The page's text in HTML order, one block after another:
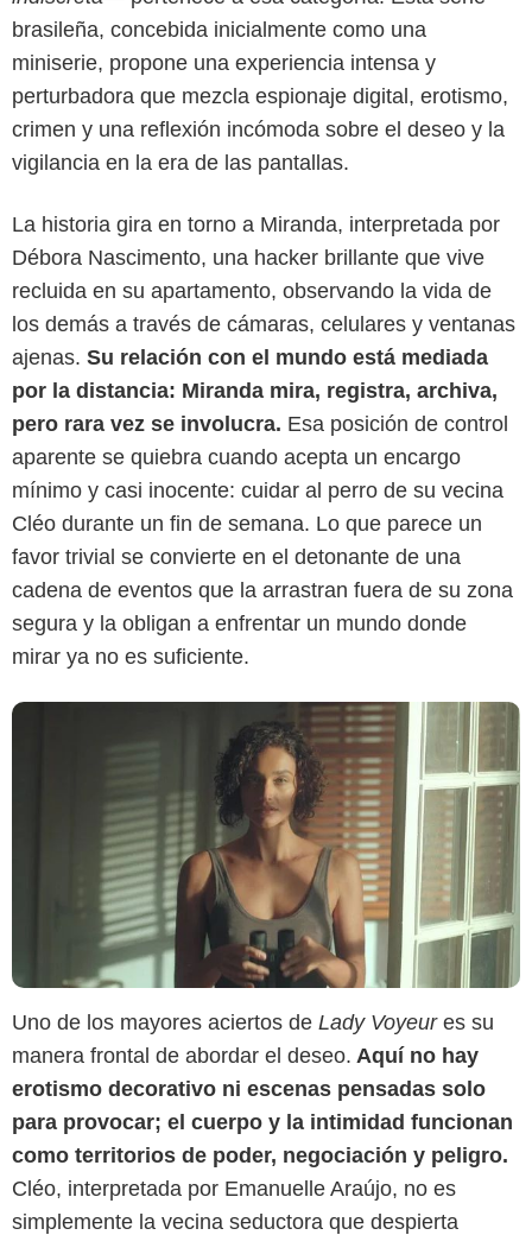
brasileña, concebida inicialmente como una
miniserie, propone una experiencia intensa y
perturbadora que mezcla espionaje digital, erotismo,
crimen y una reflexión incómoda sobre el deseo y la
vigilancia en la era de las pantallas.
La historia gira en torno a Miranda, interpretada por
Débora Nascimento, una hacker brillante que vive
recluida en su apartamento, observando la vida de
los demás a través de cámaras, celulares y ventanas
ajenas. Su relación con el mundo está mediada
por la distancia: Miranda mira, registra, archiva,
pero rara vez se involucra. Esa posición de control
aparente se quiebra cuando acepta un encargo
mínimo y casi inocente: cuidar al perro de su vecina
Cléo durante un fin de semana. Lo que parece un
favor trivial se convierte en el detonante de una
cadena de eventos que la arrastran fuera de su zona
segura y la obligan a enfrentar un mundo donde
mirar ya no es suficiente.
Netflix
Uno de los mayores aciertos de Lady Voyeur es su
manera frontal de abordar el deseo. Aquí no hay
erotismo decorativo ni escenas pensadas solo
para provocar; el cuerpo y la intimidad funcionan
como territorios de poder, negociación y peligro.
Cléo, interpretada por Emanuelle Araújo, no es
simplemente la vecina seductora que despierta
Netflix